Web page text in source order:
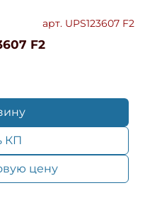
арт. UPS123607 F2
F2
КП
цену